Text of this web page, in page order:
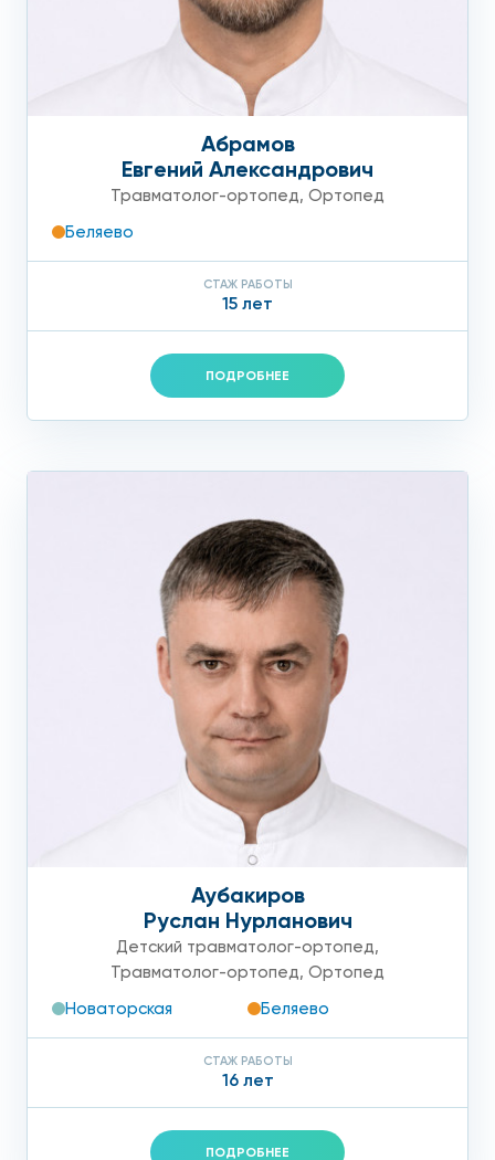
Абрамов
Евгений Александрович
Травматолог-ортопед, Ортопед
Беляево
СТАЖ РАБОТЫ
15 лет
ПОДРОБНЕЕ
Аубакиров
Руслан Нурланович
Детский травматолог-ортопед,
Травматолог-ортопед, Ортопед
Новаторская
Беляево
СТАЖ РАБОТЫ
16 лет
ПОДРОБНЕЕ